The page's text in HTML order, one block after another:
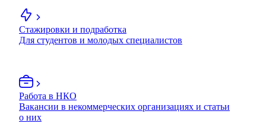
Стажировки и подработка
Для студентов и молодых специалистов
Работа в НКО
Вакансии в некоммерческих организациях и статьи
о них